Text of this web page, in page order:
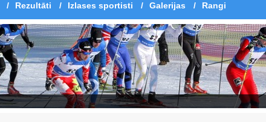
/ Rezultāti / Izlases sportisti / Galerijas / Rangi